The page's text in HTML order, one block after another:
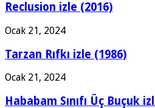
Reclusion izle (2016)
Ocak 21, 2024
Tarzan Rıfkı izle (1986)
Ocak 21, 2024
Hababam Sınıfı Üç Buçuk